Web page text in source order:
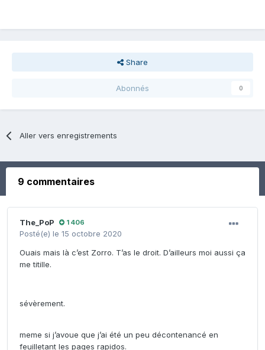
Share
Abonnés 0
Aller vers enregistrements
9 commentaires
The_PoP 1 406
Posté(e) le 15 octobre 2020
Ouais mais là c’est Zorro. T’as le droit. D’ailleurs moi aussi ça
me titille.
sévèrement.
meme si j’avoue que j’ai été un peu décontenancé en
feuilletant les pages rapidos.